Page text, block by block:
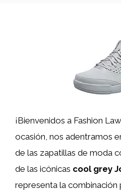
¡Bienvenidos a Fashion
ocasión, nos adentramos
de las zapatillas de moda
de las icónicas cool grey
representa la